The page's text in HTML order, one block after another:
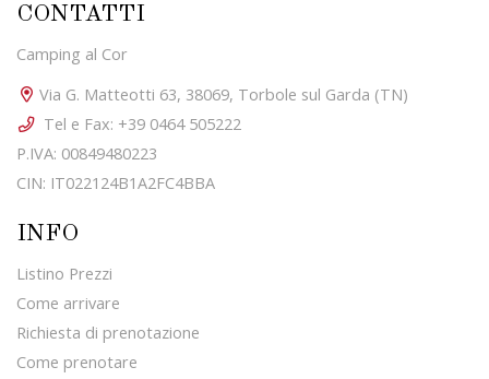
CONTATTI
Camping al Cor
Via G. Matteotti 63, 38069, Torbole sul Garda (TN)
Tel e Fax: +39 0464 505222
P.IVA: 00849480223
CIN: IT022124B1A2FC4BBA
INFO
Listino Prezzi
Come arrivare
Richiesta di prenotazione
Come prenotare